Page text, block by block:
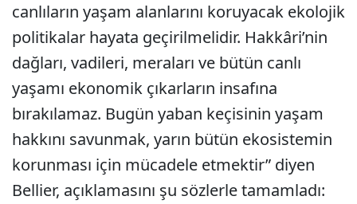
canlıların yaşam alanlarını koruyacak ekolojik
politikalar hayata geçirilmelidir. Hakkâri’nin
dağları, vadileri, meraları ve bütün canlı
yaşamı ekonomik çıkarların insafına
bırakılamaz. Bugün yaban keçisinin yaşam
hakkını savunmak, yarın bütün ekosistemin
korunması için mücadele etmektir” diyen
Bellier, açıklamasını şu sözlerle tamamladı: